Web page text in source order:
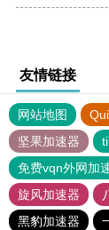
友情链接
网站地图
坚果加速器
免费vqn外网加
旋风加速器
黑豹加速器